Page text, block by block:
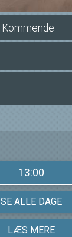
Kommende
13:00
SE ALLE DAGE
LÆS MERE